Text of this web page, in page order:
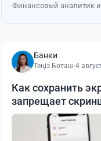
Финансовый аналитик
Банки
Теңіз Боташ·4
Как сохранить
запрещает